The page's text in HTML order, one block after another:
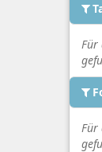
Für
Für